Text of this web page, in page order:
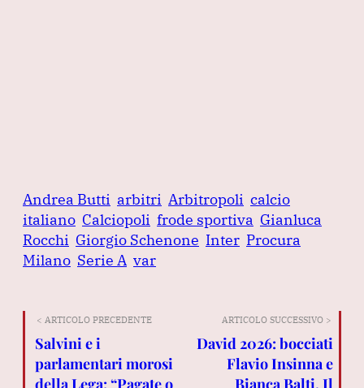
Andrea Butti arbitri Arbitropoli calcio
italiano Calciopoli frode sportiva Gianluca
Rocchi Giorgio Schenone Inter Procura
Milano Serie A var
< ARTICOLO PRECEDENTE
Salvini e i
parlamentari morosi
della Lega: “Pagate o
ARTICOLO SUCCESSIVO >
David 2026: bocciati
Flavio Insinna e
Bianca Balti. Il